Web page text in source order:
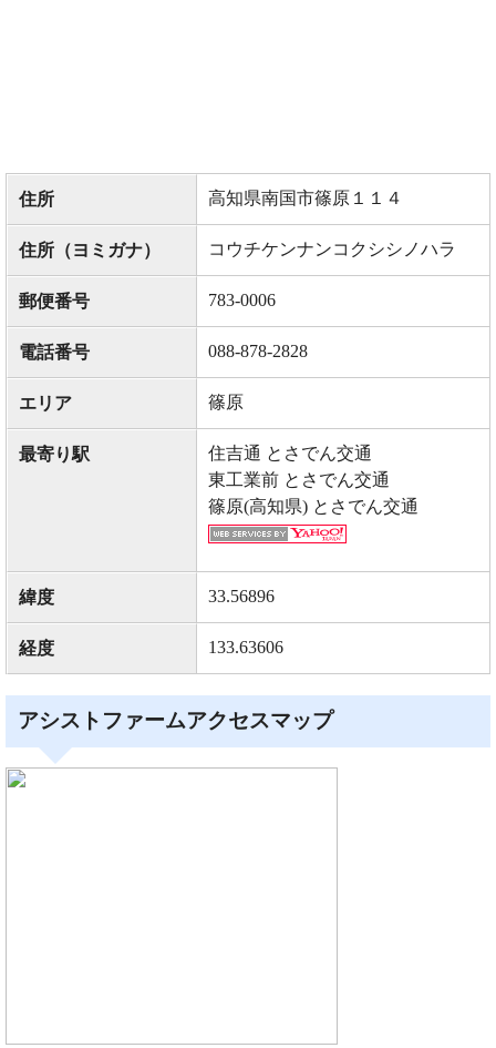
住所 高知県南国市篠原１１４
住所（ヨミガナ） コウチケンナンコクシシノハラ
郵便番号 783-0006
電話番号 088-878-2828
エリア 篠原
最寄り駅
住吉通 とさでん交通
東工業前 とさでん交通
篠原(高知県) とさでん交通
緯度 33.56896
経度 133.63606
アシストファームアクセスマップ